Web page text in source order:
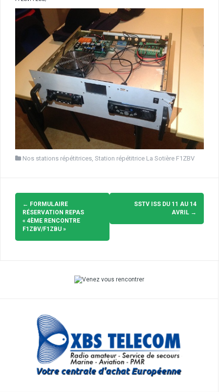
Nos stations répétitrices, Station répétitrice La Sotière F1ZBV
Navigation
d'article
← FORMULAIRE
RÉSERVATION REPAS
« 4ÈME RENCONTRE
F1ZBV/F1ZBU »
SSTV ISS DU 11 AU 14
AVRIL →